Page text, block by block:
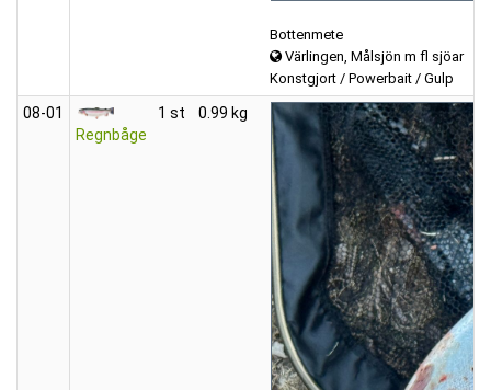
Bottenmete
Värlingen, Målsjön m fl sjöar
Konstgjort / Powerbait / Gulp
08‑01
Regnbåge
1 st 0.99 kg